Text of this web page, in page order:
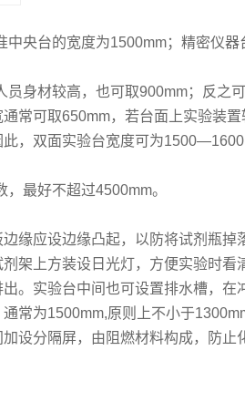
中央台的宽度为1500mm；精密仪
身材较高，也可取900mm；反之
常可取650mm，若台面上实验装
，双面实验台宽度可为
最好不超过4500mm。
缘应设边缘凸起，以防将试剂瓶掉
架上方装设日光灯，方便实验时看
。实验台中间也可设置排水槽，在
常为1500mm,原则上不小于
设分隔屏，由阻燃材料构成，防